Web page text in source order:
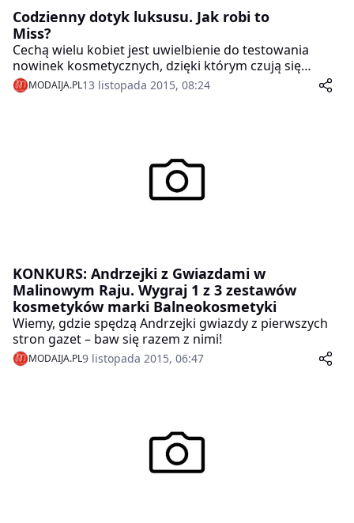
Codzienny dotyk luksusu. Jak robi to
Miss?
Cechą wielu kobiet jest uwielbienie do testowania
nowinek kosmetycznych, dzięki którym czują się
bardziej zadbane, a co za tym idzie, jeszcze piękniejsze!
Przyjrzyjmy się sylwetce kobiety, której pełny makijaż
MODAIJA.PL13 listopada 2015, 08:24
KONKURS: Andrzejki z Gwiazdami w
Malinowym Raju. Wygraj 1 z 3 zestawów
kosmetyków marki Balneokosmetyki
Wiemy, gdzie spędzą Andrzejki gwiazdy z pierwszych
stron gazet – baw się razem z nimi!
MODAIJA.PL9 listopada 2015, 06:47